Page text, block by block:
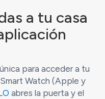
a tu casa
para acceder a tu
Watch (Apple y
abres la puerta y el